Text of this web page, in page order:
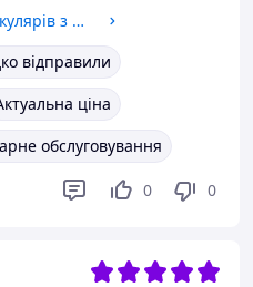
Міцний чохол-футляр для окулярів з карабіном 17*8*5 хакі
відправили
ціна
обслуговування
0 0